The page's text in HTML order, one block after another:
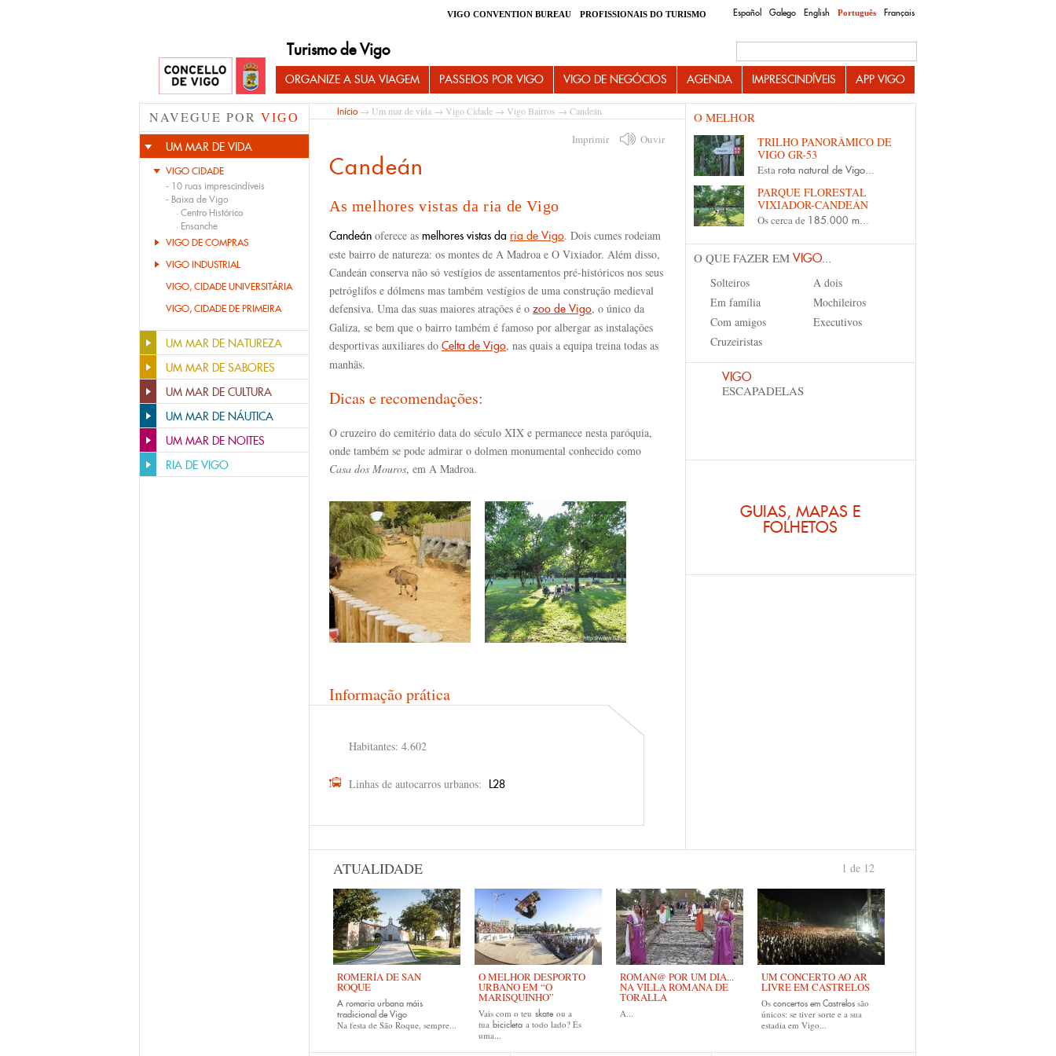
Español Galego English Português Français
VIGO CONVENTION BUREAU PROFISSIONAIS DO TURISMO
Turismo de Vigo
ORGANIZE A SUA VIAGEM PASSEIOS POR VIGO VIGO DE NEGÓCIOS AGENDA IMPRESCINDÍVEIS APP VIGO
NAVEGUE POR VIGO
UM MAR DE VIDA
VIGO CIDADE
- 10 ruas imprescindíveis
- Baixa de Vigo
· Centro Histórico
· Ensanche
VIGO DE COMPRAS
VIGO INDUSTRIAL
VIGO, CIDADE UNIVERSITÁRIA
VIGO, CIDADE DE PRIMEIRA
UM MAR DE NATUREZA
UM MAR DE SABORES
UM MAR DE CULTURA
UM MAR DE NÁUTICA
UM MAR DE NOITES
RIA DE VIGO
Início→ Um mar de vida → Vigo Cidade → Vigo Bairros → Candeán
Imprimir Ouvir
Candeán
As melhores vistas da ria de Vigo
Candeán oferece as melhores vistas da ria de Vigo. Dois cumes rodeiam
este bairro de natureza: os montes de A Madroa e O Vixiador. Além disso,
Candeán conserva não só vestígios de assentamentos pré-históricos nos seus
petróglifos e dólmens mas também vestígios de uma construção medieval
defensiva. Uma das suas maiores atrações é o zoo de Vigo, o único da
Galiza, se bem que o bairro também é famoso por albergar as instalações
desportivas auxiliares do Celta de Vigo, nas quais a equipa treina todas as
manhãs.
Dicas e recomendações:
O cruzeiro do cemitério data do século XIX e permanece nesta paróquia,
onde também se pode admirar o dolmen monumental conhecido como
Casa dos Mouros, em A Madroa.
Informação prática
Habitantes: 4.602
Linhas de autocarros urbanos: L28
O MELHOR
TRILHO PANORÂMICO DE
VIGO GR-53
Esta rota natural de Vigo...
PARQUE FLORESTAL
VIXIADOR-CANDEÁN
Os cerca de 185.000 m...
O QUE FAZER EM VIGO...
Solteiros
A dois
Em família
Mochileiros
Com amigos
Executivos
Cruzeiristas
VIGO
ESCAPADELAS
GUIAS, MAPAS E
FOLHETOS
ATUALIDADE
ROMERÍA DE SAN
ROQUE
A romaria urbana máis
tradicional de Vigo
Na festa de São Roque, sempre...
O MELHOR DESPORTO
URBANO EM “O
MARISQUINHO”
Vais com o teu skateou a
tua bicicleta a todo lado? És
uma...
ROMAN@ POR UM DIA...
NA VILLA ROMANA DE
TORALLA
A...
UM CONCERTO AO AR
LIVRE EM CASTRELOS
Os concertos em Castrelos são
únicos: se tiver sorte e a sua
estadia em Vigo...
1 de 12